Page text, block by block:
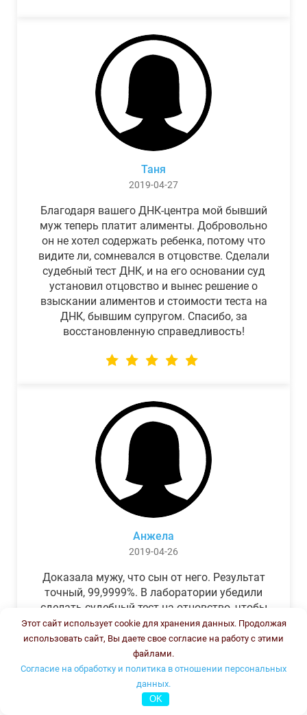
Таня
2019-04-27
Благодаря вашего ДНК-центра мой бывший
муж теперь платит алименты. Добровольно
он не хотел содержать ребенка, потому что
видите ли, сомневался в отцовстве. Сделали
судебный тест ДНК, и на его основании суд
установил отцовство и вынес решение о
взыскании алиментов и стоимости теста на
ДНК, бывшим супругом. Спасибо, за
восстановленную справедливость!
Анжела
2019-04-26
Доказала мужу, что сын от него. Результат
точный, 99,9999%. В лаборатории убедили
сделать судебный тест на отцовство, чтобы
можно было предъявить в суде. Результат
был готов через неделю, как и
обещали.Теперь муж бегает и извиняется.
Этот сайт использует cookie для хранения данных. Продолжая
использовать сайт, Вы даете свое согласие на работу с этими
файлами.
Согласие на обработку и политика в отношении персональных
данных.
OK